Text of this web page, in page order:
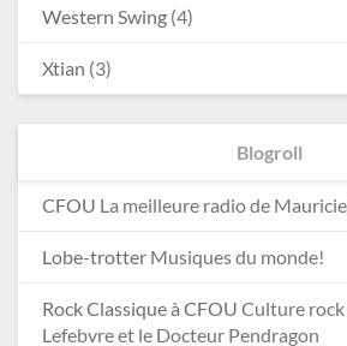
Western Swing (4)
Xtian (3)
Blogroll
CFOU La meilleure radio de
Lobe-trotter Musiques du monde!
Rock Classique à CFOU Culture rock
Lefebvre et le Docteur Pendragon